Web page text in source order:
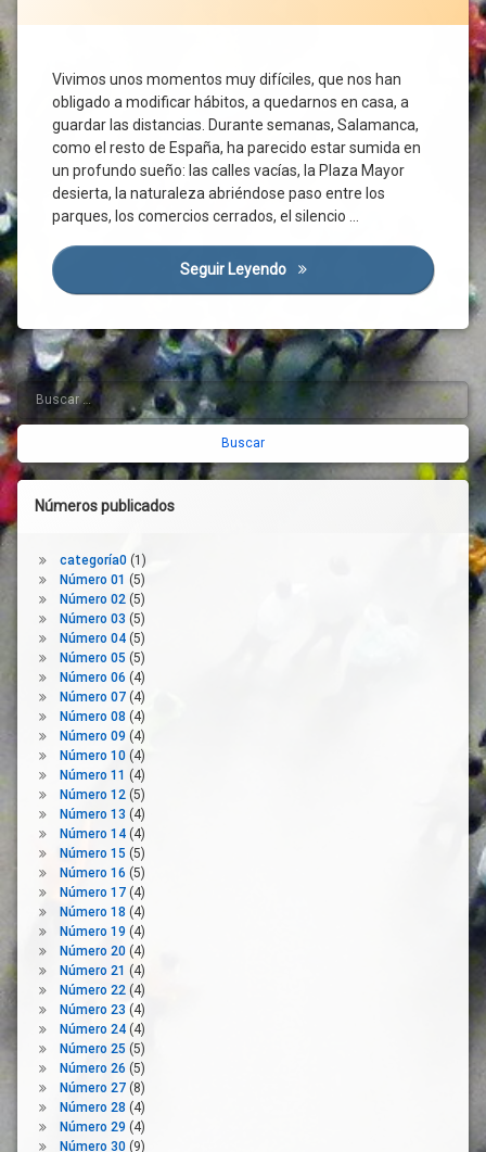
Vivimos unos momentos muy difíciles, que nos han
obligado a modificar hábitos, a quedarnos en casa, a
guardar las distancias. Durante semanas, Salamanca,
como el resto de España, ha parecido estar sumida en
un profundo sueño: las calles vacías, la Plaza Mayor
desierta, la naturaleza abriéndose paso entre los
parques, los comercios cerrados, el silencio …
Seguir Leyendo Salamanca Nos Une
Social
Autónomos
Ayudas
Directas
Ayuntamiento
Ciudad
Ciudadanos
Conciliación
Concordia
Consenso
Coronavirus
Crisis
Crisis
Sanitaria
Crisis
Cultura
Diálogo
Distanciamiento
Social
Empleados
Públicos
Empresas
Empresas
Concesionarias
Encuentros
Telemáticos
Exclusión
Social
Familias
Fraccionamientos
Fuerzas
Políticas
Lengua
Española
Licencias
Liquidez
Ludotecas
Material
Escolar
Barra
lateral
derecha
Buscar:
Números publicados
categoría0(1)
Número 01 (5)
Número 02(5)
Número 03 (5)
Número 04(5)
Número 05 (5)
Número 06 (4)
Número 07(4)
Número 08 (4)
Número 09 (4)
Número 10(4)
Número 11 (4)
Número 12(5)
Número 13 (4)
Número 14(4)
Número 15 (5)
Número 16 (5)
Número 17(4)
Número 18 (4)
Número 19 (4)
Número 20(4)
Número 21 (4)
Número 22(4)
Número 23 (4)
Número 24(4)
Número 25 (5)
Número 26 (5)
Número 27(8)
Número 28 (4)
Número 29 (4)
Número 30(9)